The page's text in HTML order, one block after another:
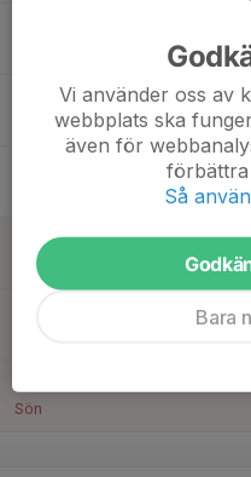
Skärholmen
18:30
19:45
Mer info kommer
Fre
Sön
Vi använder oss av
webbplats ska
även för
förbättra
Så
Bara